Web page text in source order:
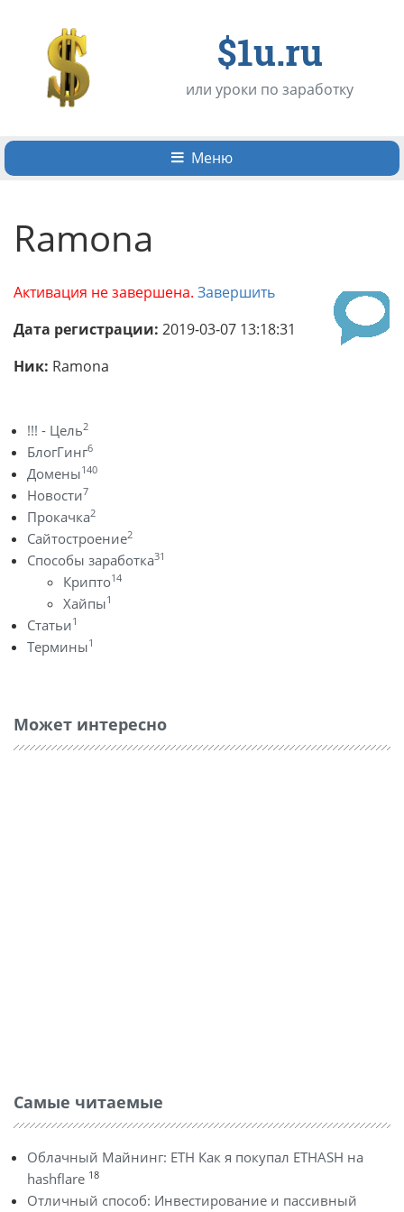
$1u.ru
или уроки по заработку
Меню
Ramona
Активация не завершена. Завершить
Дата регистрации: 2019-03-07 13:18:31
Ник: Ramona
!!! - Цель2
БлогГинг6
Домены140
Новости7
Прокачка2
Сайтостроение2
Способы заработка31
Крипто14
Хайпы1
Статьи1
Термины1
Может интересно
Самые читаемые
Облачный Майнинг: ETH Как я покупал ETHASH на
hashflare 18
Отличный способ: Инвестирование и пассивный